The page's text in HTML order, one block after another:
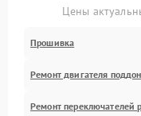
Цены
Прошивка
Ремонт двигателя
Ремонт переключателей